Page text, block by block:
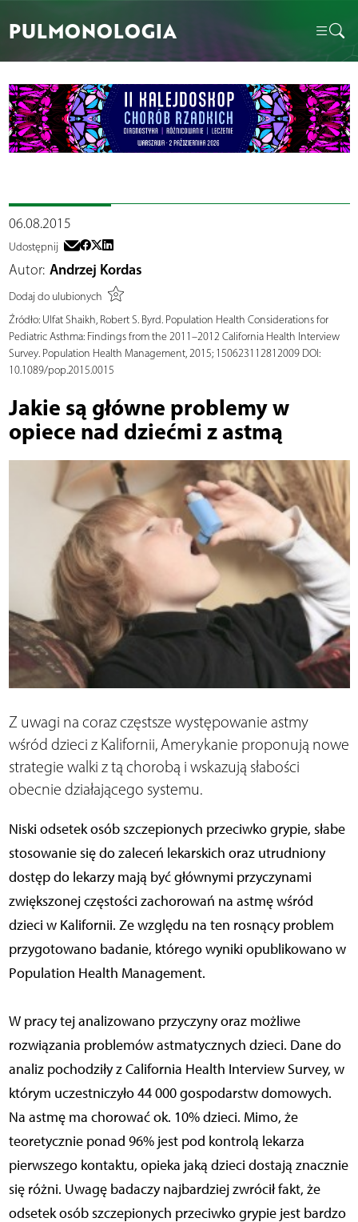
PULMONOLOGIA
06.08.2015
Udostępnij
Autor: Andrzej Kordas
Dodaj do ulubionych
Źródło:Ulfat Shaikh, Robert S. Byrd. Population Health Considerations for
Pediatric Asthma: Findings from the 2011–2012 California Health Interview
Survey. Population Health Management, 2015; 150623112812009 DOI:
10.1089/pop.2015.0015
Jakie są główne problemy w
opiece nad dziećmi z astmą
Z uwagi na coraz częstsze występowanie astmy
wśród dzieci z Kalifornii, Amerykanie proponują nowe
strategie walki z tą chorobą i wskazują słabości
obecnie działającego systemu.
Niski odsetek osób szczepionych przeciwko grypie, słabe
stosowanie się do zaleceń lekarskich oraz utrudniony
dostęp do lekarzy mają być głównymi przyczynami
zwiększonej częstości zachorowań na astmę wśród
dzieci w Kalifornii. Ze względu na ten rosnący problem
przygotowano badanie, którego wyniki opublikowano w
Population Health Management.
W pracy tej analizowano przyczyny oraz możliwe
rozwiązania problemów astmatycznych dzieci. Dane do
analiz pochodziły z California Health Interview Survey, w
którym uczestniczyło 44 000 gospodarstw domowych.
Na astmę ma chorować ok. 10% dzieci. Mimo, że
teoretycznie ponad 96% jest pod kontrolą lekarza
pierwszego kontaktu, opieka jaką dzieci dostają znacznie
się różni. Uwagę badaczy najbardziej zwrócił fakt, że
odsetek osób szczepionych przeciwko grypie jest bardzo